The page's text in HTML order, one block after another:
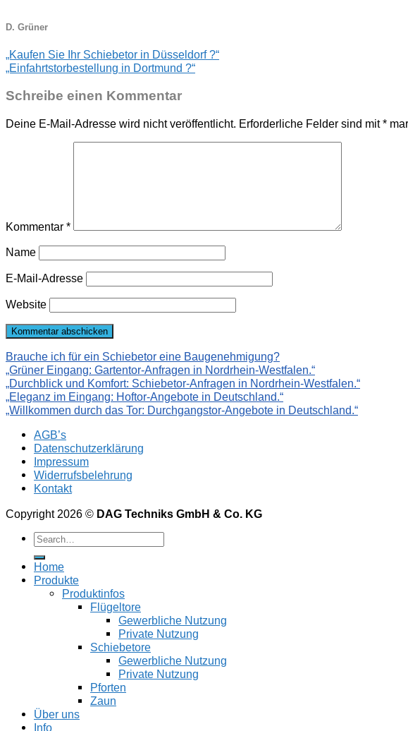
D. Grüner
„Kaufen Sie Ihr Schiebetor in Düsseldorf ?“
„Einfahrtstorbestellung in Dortmund ?“
Schreibe einen Kommentar
Deine E-Mail-Adresse wird nicht veröffentlicht. Erforderliche Felder sind mit*
Kommentar *
Name
E-Mail-Adresse
Website
Brauche ich für ein Schiebetor eine Baugenehmigung?
„Grüner Eingang: Gartentor-Anfragen in Nordrhein-Westfalen.“
„Durchblick und Komfort: Schiebetor-Anfragen in Nordrhein-Westfalen.“
„Eleganz im Eingang: Hoftor-Angebote in Deutschland.“
„Willkommen durch das Tor: Durchgangstor-Angebote in Deutschland.“
AGB’s
Datenschutzerklärung
Impressum
Widerrufsbelehrung
Kontakt
Copyright 2026 © DAG Techniks GmbH & Co. KG
Home
Produkte
Produktinfos
Flügeltore
Gewerbliche Nutzung
Private Nutzung
Schiebetore
Gewerbliche Nutzung
Private Nutzung
Pforten
Zaun
Über uns
Info